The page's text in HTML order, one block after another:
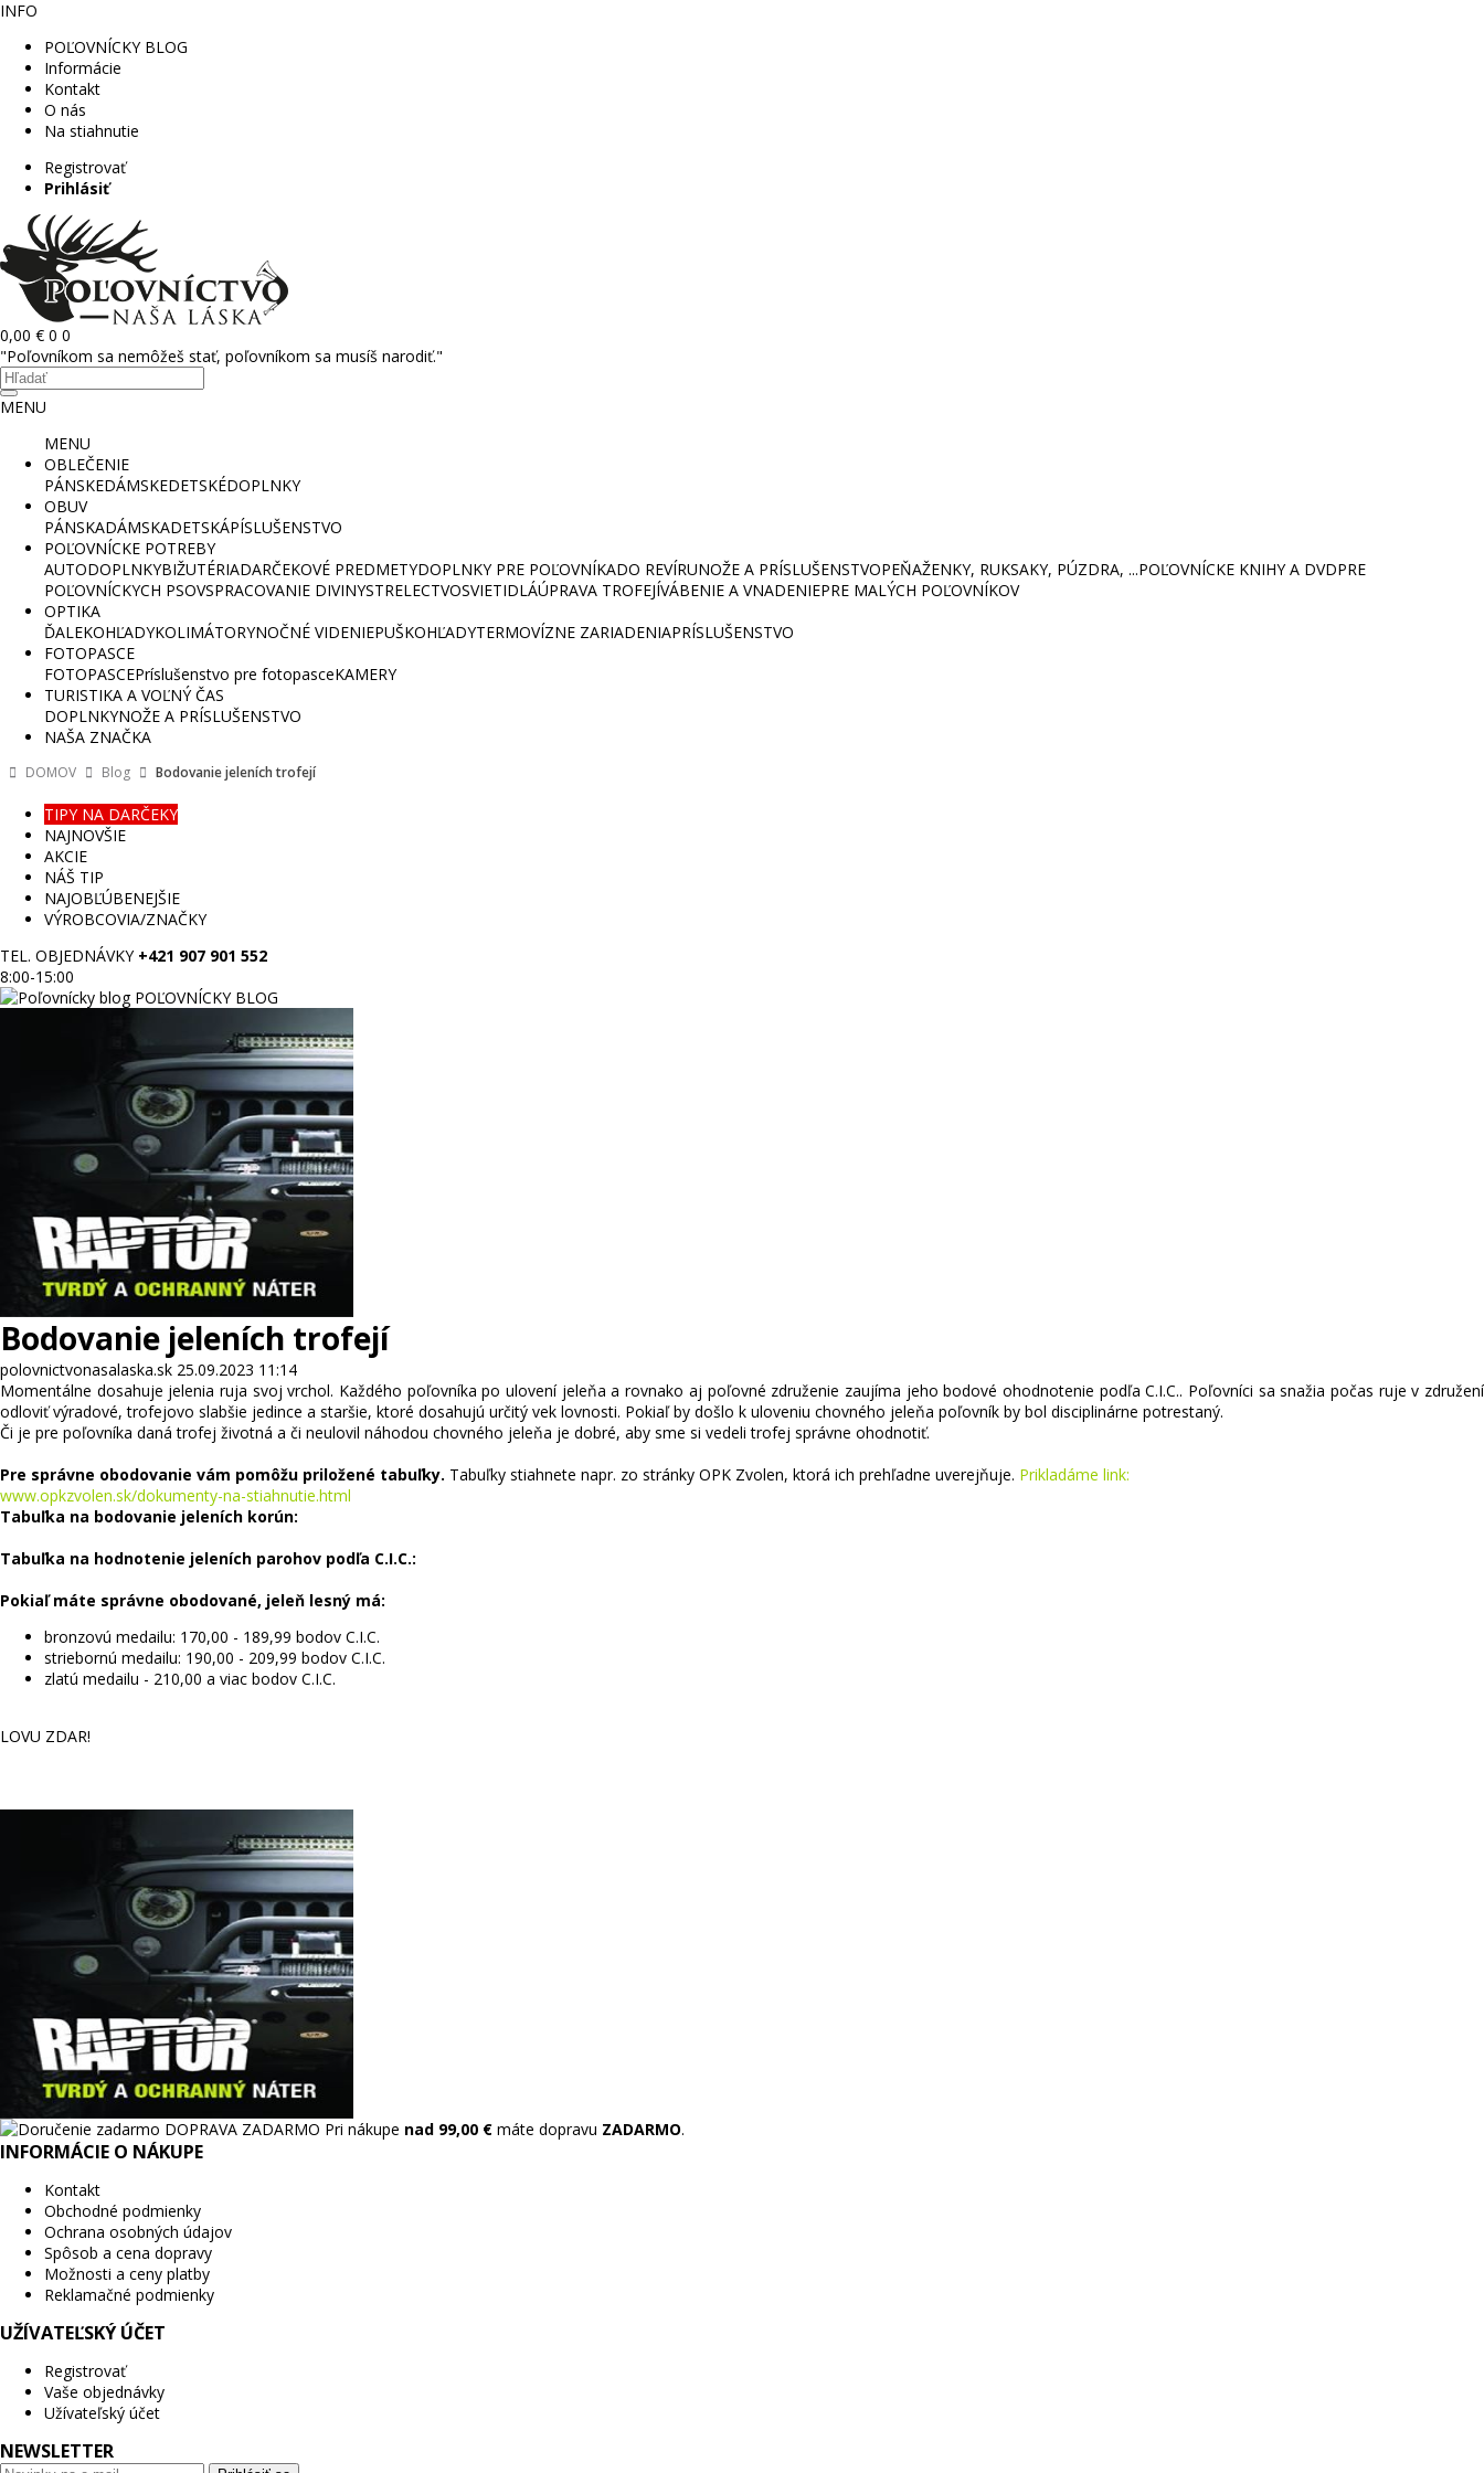
INFO
POĽOVNÍCKY BLOG
Informácie
Kontakt
O nás
Na stiahnutie
Registrovať
Prihlásiť
0,00 € 0 0
"Poľovníkom sa nemôžeš stať, poľovníkom sa musíš narodiť."
MENU
MENU
OBLEČENIE
PÁNSKEDÁMSKEDETSKÉDOPLNKY
OBUV
PÁNSKADÁMSKADETSKÁPÍSLUŠENSTVO
POĽOVNÍCKE POTREBY
AUTODOPLNKYBIŽUTÉRIADARČEKOVÉ PREDMETYDOPLNKY PRE POĽOVNÍKADO REVÍRUNOŽE A PRÍSLUŠENSTVOPEŇAŽENKY, RUKSAKY, PÚZDRA, ...POĽOVNÍCKE KNIHY A DVDPRE
POĽOVNÍCKYCH PSOVSPRACOVANIE DIVINYSTRELECTVOSVIETIDLÁÚPRAVA TROFEJÍVÁBENIE A VNADENIEPRE MALÝCH POĽOVNÍKOV
OPTIKA
ĎALEKOHĽADYKOLIMÁTORYNOČNÉ VIDENIEPUŠKOHĽADYTERMOVÍZNE ZARIADENIAPRÍSLUŠENSTVO
FOTOPASCE
FOTOPASCEPríslušenstvo pre fotopasceKAMERY
TURISTIKA A VOĽNÝ ČAS
DOPLNKYNOŽE A PRÍSLUŠENSTVO
NAŠA ZNAČKA
DOMOV Blog Bodovanie jeleních trofejí
TIPY NA DARČEKY
NAJNOVŠIE
AKCIE
NÁŠ TIP
NAJOBĽÚBENEJŠIE
VÝROBCOVIA/ZNAČKY
TEL. OBJEDNÁVKY +421 907 901 552
8:00-15:00
POĽOVNÍCKY BLOG
Bodovanie jeleních trofejí
polovnictvonasalaska.sk 25.09.2023 11:14
Momentálne dosahuje jelenia ruja svoj vrchol. Každého poľovníka po ulovení jeleňa a rovnako aj poľovné združenie zaujíma jeho bodové ohodnotenie podľa C.I.C.. Poľovníci sa snažia počas ruje v združení
odloviť výradové, trofejovo slabšie jedince a staršie, ktoré dosahujú určitý vek lovnosti. Pokiaľ by došlo k uloveniu chovného jeleňa poľovník by bol disciplinárne potrestaný.
Či je pre poľovníka daná trofej životná a či neulovil náhodou chovného jeleňa je dobré, aby sme si vedeli trofej správne ohodnotiť.
Pre správne obodovanie vám pomôžu priložené tabuľky. Tabuľky stiahnete napr. zo stránky OPK Zvolen, ktorá ich prehľadne uverejňuje. Prikladáme link:
www.opkzvolen.sk/dokumenty-na-stiahnutie.html
Tabuľka na bodovanie jeleních korún:
Tabuľka na hodnotenie jeleních parohov podľa C.I.C.:
Pokiaľ máte správne obodované, jeleň lesný má:
bronzovú medailu: 170,00 - 189,99 bodov C.I.C.
striebornú medailu: 190,00 - 209,99 bodov C.I.C.
zlatú medailu - 210,00 a viac bodov C.I.C.
LOVU ZDAR!
DOPRAVA ZADARMO Pri nákupe nad 99,00 € máte dopravu ZADARMO.
INFORMÁCIE O NÁKUPE
Kontakt
Obchodné podmienky
Ochrana osobných údajov
Spôsob a cena dopravy
Možnosti a ceny platby
Reklamačné podmienky
UŽÍVATEĽSKÝ ÚČET
Registrovať
Vaše objednávky
Užívateľský účet
NEWSLETTER